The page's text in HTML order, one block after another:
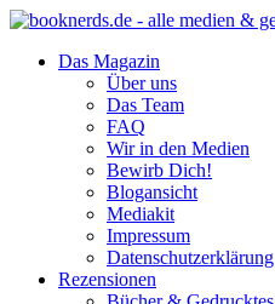
Das Magazin
Über uns
Das Team
FAQ
Wir in den Medien
Bewirb Dich!
Blogansicht
Mediakit
Impressum
Datenschutzerklärung
Rezensionen